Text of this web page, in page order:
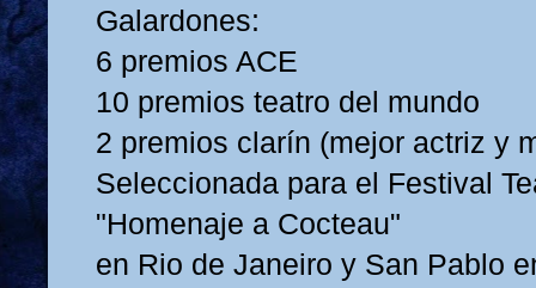
Galardones:
6 premios ACE
10 premios teatro del mundo
2 premios clarín (mejor actriz y
Seleccionada para el Festival
"Homenaje a Cocteau"
en Rio de Janeiro y San Pablo